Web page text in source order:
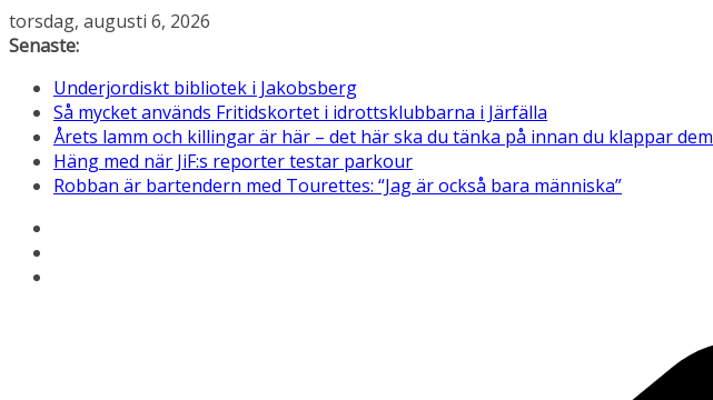
Hoppa
till
torsdag, augusti 6, 2026
Senaste:
Underjordiskt bibliotek i Jakobsberg
Så mycket används Fritidskortet i idrottsklubbarna i Järfälla
Årets lamm och killingar är här – det här ska du tänka på innan du klappar dem
Häng med när JiF:s reporter testar parkour
Robban är bartendern med Tourettes: “Jag är också bara människa”